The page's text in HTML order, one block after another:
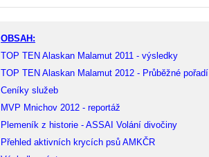
OBSAH:
TOP TEN Alaskan Malamut 2011 - výsledky
TOP TEN Alaskan Malamut 2012 - Průběžné pořadí
Ceníky služeb
MVP Mnichov 2012 - reportáž
Plemeník z historie - ASSAI Volání divočiny
Přehled aktivních krycích psů AMKČR